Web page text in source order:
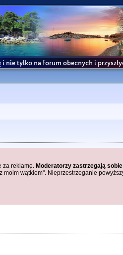
nie tylko na forum obecnych i
za reklamę. Moderatorzy zastrzegają
moim wątkiem". Nieprzestrzeganie